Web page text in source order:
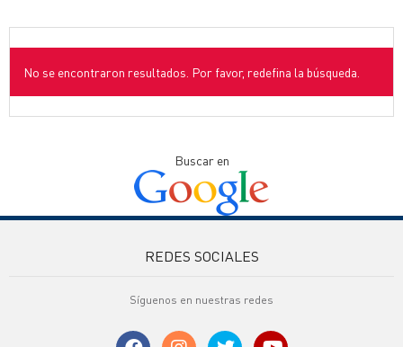
No se encontraron resultados. Por favor, redefina la búsqueda.
Buscar en
REDES SOCIALES
Síguenos en nuestras redes